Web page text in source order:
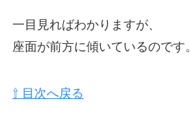
一目見ればわかりますが、
座面が前方に傾いているのです。
⇧ 目次へ戻る